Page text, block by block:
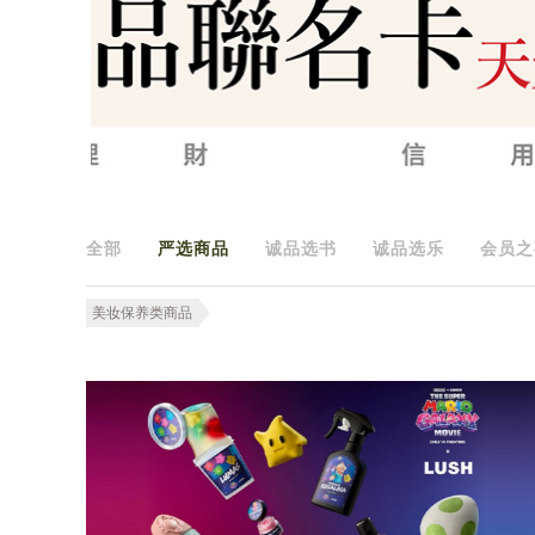
全部 严选商品 诚品选书 诚品选乐 会员
美妆保养类商品